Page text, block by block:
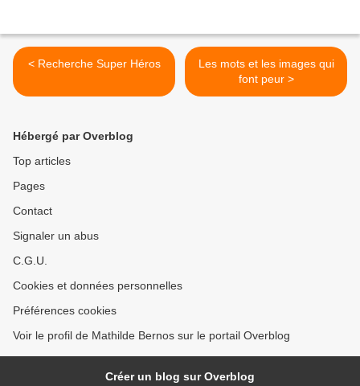
< Recherche Super Héros
Les mots et les images qui
font peur >
Hébergé par Overblog
Top articles
Pages
Contact
Signaler un abus
C.G.U.
Cookies et données personnelles
Préférences cookies
Voir le profil de Mathilde Bernos sur le portail Overblog
Créer un blog sur Overblog